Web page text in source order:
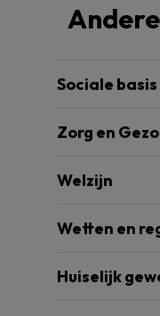
Sociale basis
Zorg en
Welzijn
Wetten en
Huiselijk